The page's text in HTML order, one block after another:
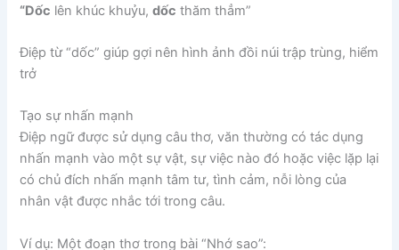
“Dốc lên khúc khuỷu,dốc thăm thẳm”
Điệp từ “dốc” giúp gợi nên hình ảnh đồi núi trập trùng, hiểm
trở
Tạo sự nhấn mạnh
Điệp ngữ được sử dụng câu thơ, văn thường có tác dụng
nhấn mạnh vào một sự vật, sự việc nào đó hoặc việc lặp lại
có chủ đích nhấn mạnh tâm tư, tình cảm, nỗi lòng của
nhân vật được nhắc tới trong câu.
Ví dụ: Một đoạn thơ trong bài “Nhớ sao”: